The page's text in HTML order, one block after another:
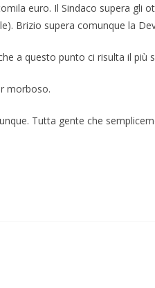
euro. Il Sindaco supera gli
Brizio supera comunque la
a questo punto ci risulta il più
morboso.
Tutta gente che